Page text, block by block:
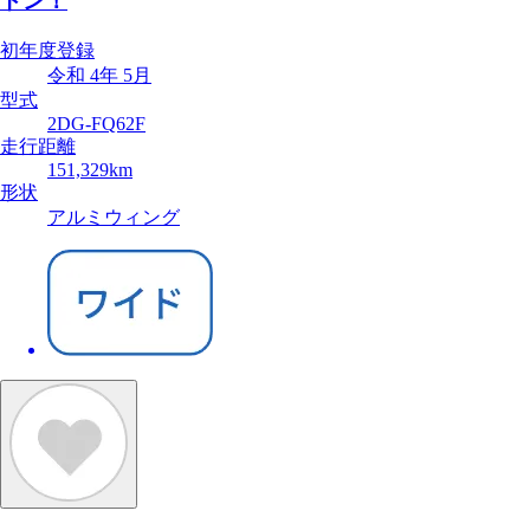
初年度登録
令和 4年 5月
型式
2DG-FQ62F
走行距離
151,329km
形状
アルミウィング